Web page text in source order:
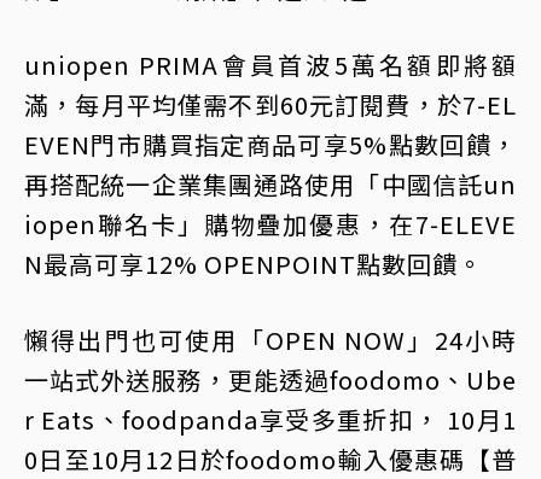
uniopen PRIMA會員首波5萬名額即將額
滿，每月平均僅需不到60元訂閱費，於7-EL
EVEN門市購買指定商品可享5%點數回饋，
再搭配統一企業集團通路使用「中國信託un
iopen聯名卡」購物疊加優惠，在7-ELEVE
N最高可享12% OPENPOINT點數回饋。
懶得出門也可使用「OPEN NOW」24小時
一站式外送服務，更能透過foodomo、Ube
r Eats、foodpanda享受多重折扣， 10月1
0日至10月12日於foodomo輸入優惠碼【普